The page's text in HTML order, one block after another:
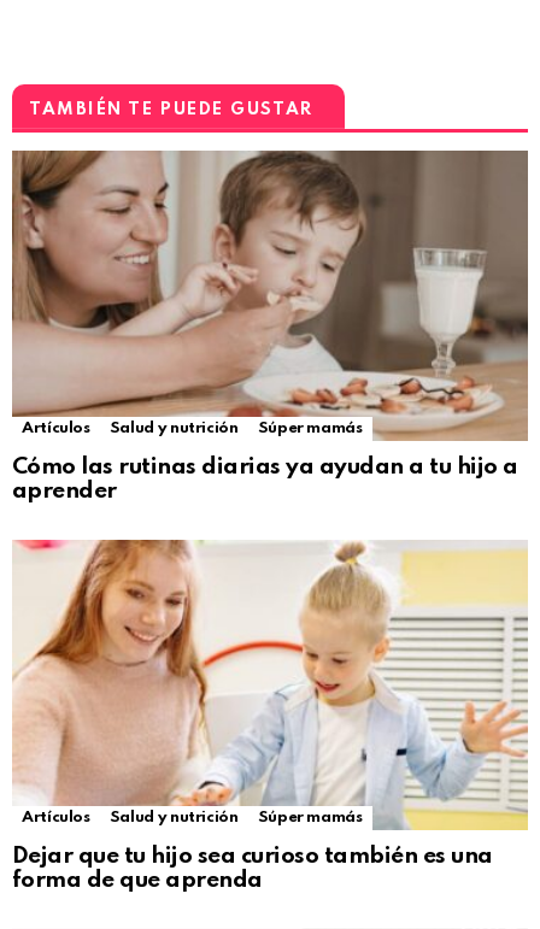
TAMBIÉN TE PUEDE GUSTAR
Artículos Salud y nutrición Súper mamás
Cómo las rutinas diarias ya ayudan a tu hijo a
aprender
Artículos Salud y nutrición Súper mamás
Dejar que tu hijo sea curioso también es una
forma de que aprenda